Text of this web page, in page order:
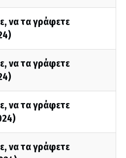
να τα γράφετε
να τα γράφετε
να τα γράφετε
να τα γράφετε